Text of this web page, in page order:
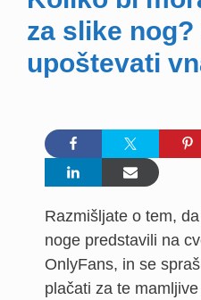
za slike
upoštevati
Razmišljate o tem,
noge predstavili na
OnlyFans, in se
plačati za te